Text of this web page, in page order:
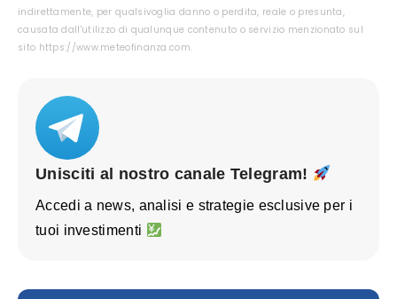
indirettamente, per qualsivoglia danno o perdita, reale o presunta,
causata dall'utilizzo di qualunque contenuto o servizio menzionato sul
sito https://www.meteofinanza.com.
Unisciti al nostro canale Telegram!
Accedi a news, analisi e strategie esclusive per i
tuoi investimenti